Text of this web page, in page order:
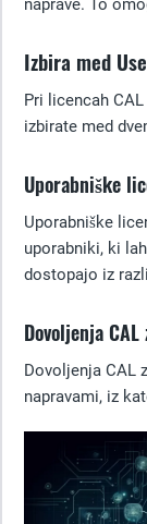
naprave. To
Izbira med
Pri licencah
izbirate med
Uporabniške
Uporabniške
uporabniki, ki
dostopajo iz
Dovoljenja CAL
Dovoljenja CAL
napravami, iz